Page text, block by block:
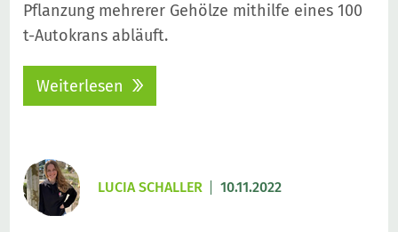
Pflanzung mehrerer Gehölze mithilfe eines 100
t-Autokrans abläuft.
Weiterlesen
LUCIA SCHALLER 10.11.2022